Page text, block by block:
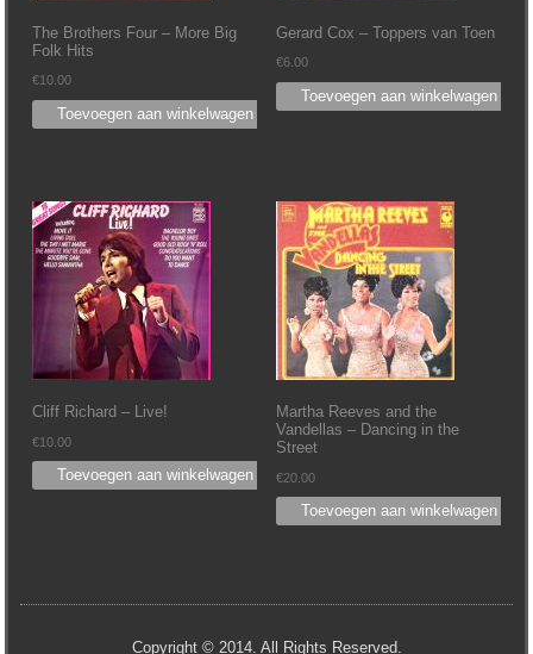
The Brothers Four – More Big
Folk Hits
€10.00
Toevoegen aan winkelwagen
Gerard Cox – Toppers van Toen
€6.00
Toevoegen aan winkelwagen
Cliff Richard – Live!
€10.00
Toevoegen aan winkelwagen
Martha Reeves and the
Vandellas – Dancing in the
Street
€20.00
Toevoegen aan winkelwagen
Copyright © 2014. All Rights Reserved.